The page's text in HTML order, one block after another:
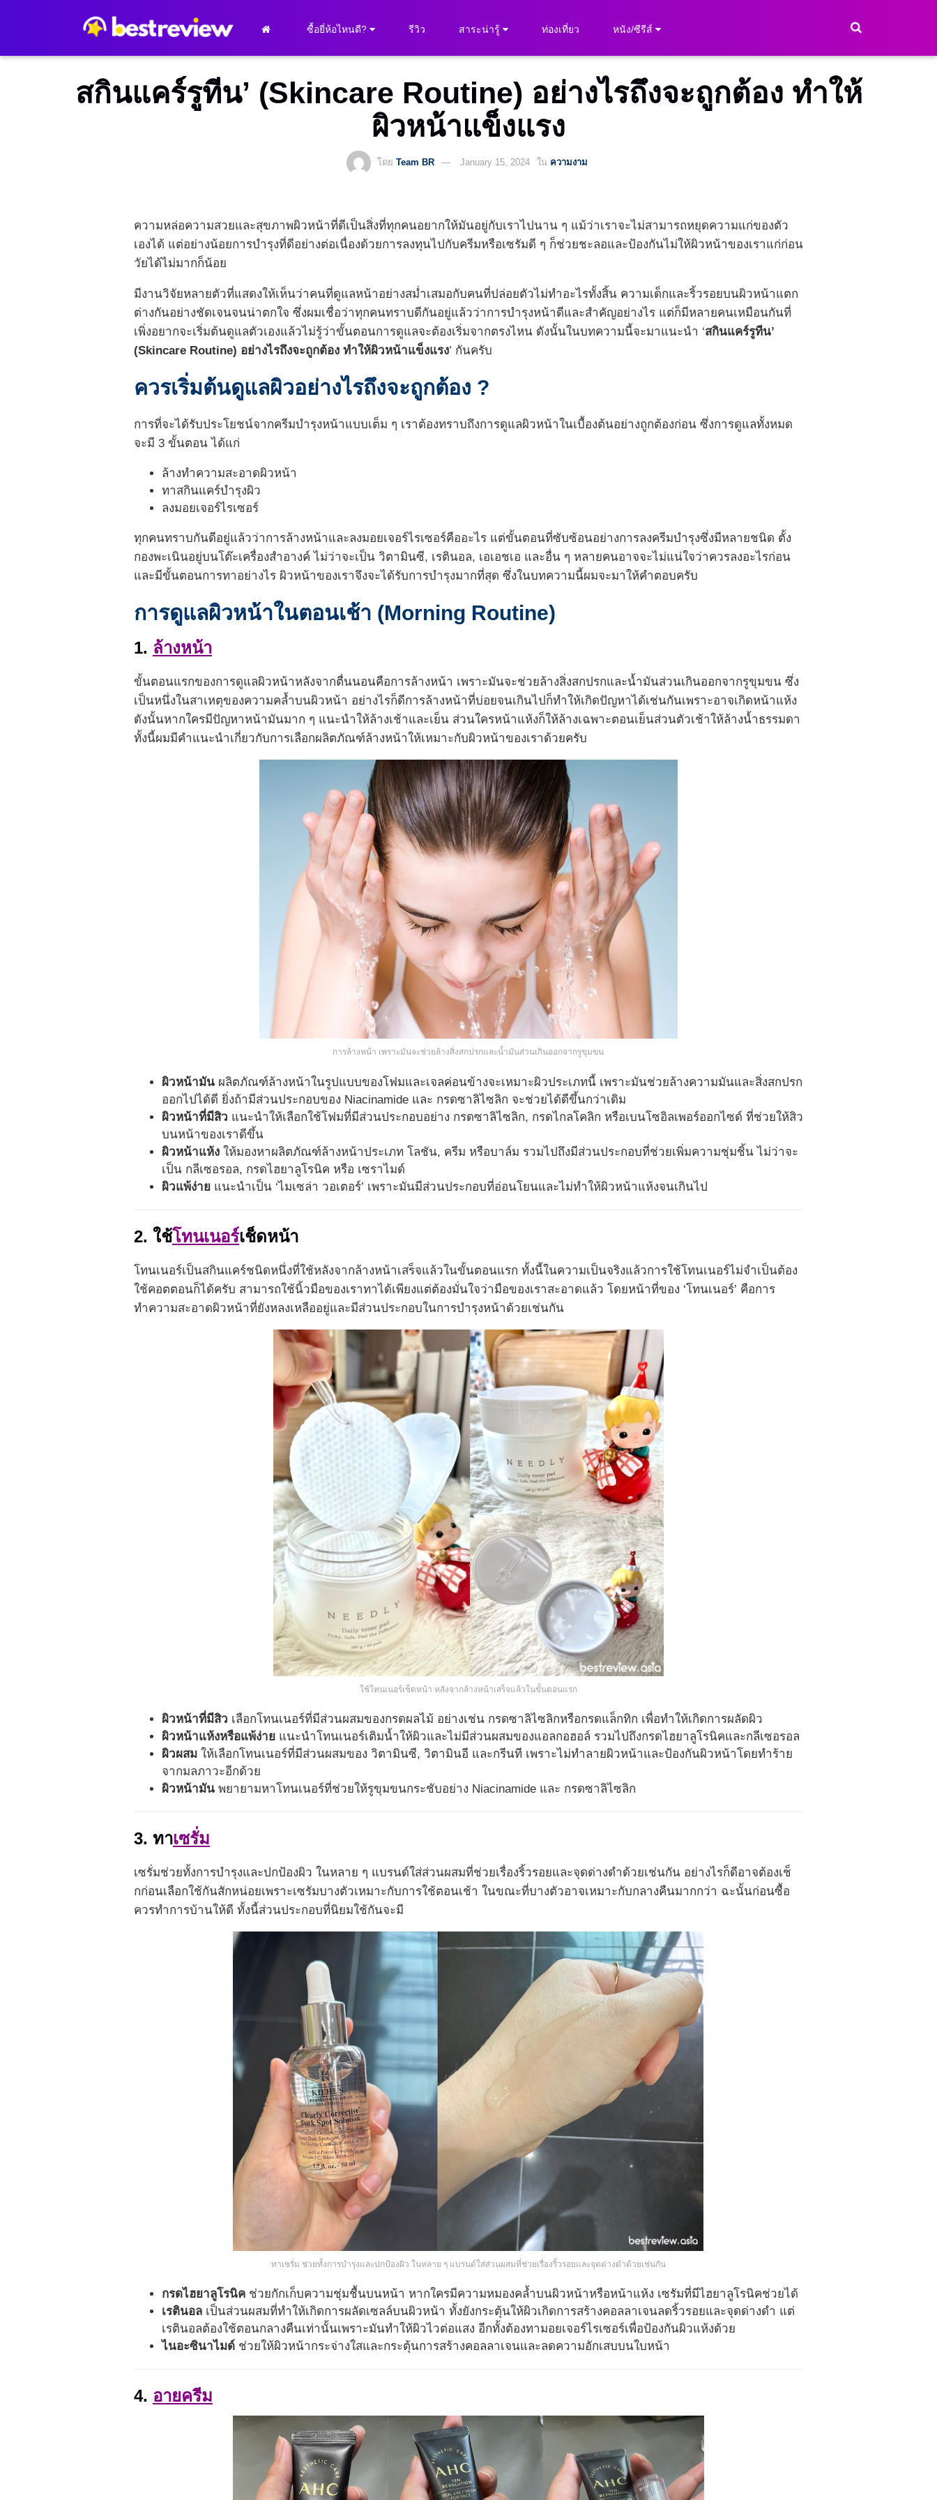
ซื้อยี่ห้อไหนดี? รีวิว สาระน่ารู้ ท่องเที่ยว หนัง/ซีรีส์
สกินแคร์รูทีน’ (Skincare Routine) อย่างไรถึงจะถูกต้อง ทำให้
ผิวหน้าแข็งแรง
โดย Team BR January 15, 2024 ใน ความงาม
ความหล่อความสวยและสุขภาพผิวหน้าที่ดีเป็นสิ่งที่ทุกคนอยากให้มันอยู่กับเราไปนาน ๆ แม้ว่าเราจะไม่สามารถหยุดความแก่ของตัว
เองได้ แต่อย่างน้อยการบำรุงที่ดีอย่างต่อเนื่องด้วยการลงทุนไปกับครีมหรือเซรัมดี ๆ ก็ช่วยชะลอและป้องกันไม่ให้ผิวหน้าของเราแก่ก่อน
วัยได้ไม่มากก็น้อย
มีงานวิจัยหลายตัวที่แสดงให้เห็นว่าคนที่ดูแลหน้าอย่างสม่ำเสมอกับคนที่ปล่อยตัวไม่ทำอะไรทั้งสิ้น ความเด็กและริ้วรอยบนผิวหน้าแตก
ต่างกันอย่างชัดเจนจนน่าตกใจ ซึ่งผมเชื่อว่าทุกคนทราบดีกันอยู่แล้วว่าการบำรุงหน้าดีและสำคัญอย่างไร แต่ก็มีหลายคนเหมือนกันที่
เพิ่งอยากจะเริ่มต้นดูแลตัวเองแล้วไม่รู้ว่าขั้นตอนการดูแลจะต้องเริ่มจากตรงไหน ดังนั้นในบทความนี้จะมาแนะนำ ‘สกินแคร์รูทีน’
(Skincare Routine) อย่างไรถึงจะถูกต้อง ทำให้ผิวหน้าแข็งแรง’ กันครับ
ควรเริ่มต้นดูแลผิวอย่างไรถึงจะถูกต้อง ?
การที่จะได้รับประโยชน์จากครีมบำรุงหน้าแบบเต็ม ๆ เราต้องทราบถึงการดูแลผิวหน้าในเบื้องต้นอย่างถูกต้องก่อน ซึ่งการดูแลทั้งหมด
จะมี 3 ขั้นตอน ได้แก่
ล้างทำความสะอาดผิวหน้า
ทาสกินแคร์บำรุงผิว
ลงมอยเจอร์ไรเซอร์
ทุกคนทราบกันดีอยู่แล้วว่าการล้างหน้าและลงมอยเจอร์ไรเซอร์คืออะไร แต่ขั้นตอนที่ซับซ้อนอย่างการลงครีมบำรุงซึ่งมีหลายชนิด ตั้ง
กองพะเนินอยู่บนโต๊ะเครื่องสำอางค์ ไม่ว่าจะเป็น วิตามินซี, เรตินอล, เอเอชเอ และอื่น ๆ หลายคนอาจจะไม่แน่ใจว่าควรลงอะไรก่อน
และมีขั้นตอนการทาอย่างไร ผิวหน้าของเราจึงจะได้รับการบำรุงมากที่สุด ซึ่งในบทความนี้ผมจะมาให้คำตอบครับ
การดูแลผิวหน้าในตอนเช้า (Morning Routine)
1. ล้างหน้า
ขั้นตอนแรกของการดูแลผิวหน้าหลังจากตื่นนอนคือการล้างหน้า เพราะมันจะช่วยล้างสิ่งสกปรกและน้ำมันส่วนเกินออกจากรูขุมขน ซึ่ง
เป็นหนึ่งในสาเหตุของความคล้ำบนผิวหน้า อย่างไรก็ดีการล้างหน้าที่บ่อยจนเกินไปก็ทำให้เกิดปัญหาได้เช่นกันเพราะอาจเกิดหน้าแห้ง
ดังนั้นหากใครมีปัญหาหน้ามันมาก ๆ แนะนำให้ล้างเช้าและเย็น ส่วนใครหน้าแห้งก็ให้ล้างเฉพาะตอนเย็นส่วนตัวเช้าให้ล้างน้ำธรรมดา
ทั้งนี้ผมมีคำแนะนำเกี่ยวกับการเลือกผลิตภัณฑ์ล้างหน้าให้เหมาะกับผิวหน้าของเราด้วยครับ
การล้างหน้า เพราะมันจะช่วยล้างสิ่งสกปรกและน้ำมันส่วนเกินออกจากรูขุมขน
ผิวหน้ามันผลิตภัณฑ์ล้างหน้าในรูปแบบของโฟมและเจลค่อนข้างจะเหมาะผิวประเภทนี้ เพราะมันช่วยล้างความมันและสิ่งสกปรก
ออกไปได้ดี ยิ่งถ้ามีส่วนประกอบของ Niacinamide และ กรดซาลิไซลิก จะช่วยได้ดีขึ้นกว่าเดิม
ผิวหน้าที่มีสิว แนะนำให้เลือกใช้โฟมที่มีส่วนประกอบอย่าง กรดซาลิไซลิก, กรดไกลโคลิก หรือเบนโซอิลเพอร์ออกไซด์ ที่ช่วยให้สิว
บนหน้าของเราดีขึ้น
ผิวหน้าแห้งให้มองหาผลิตภัณฑ์ล้างหน้าประเภท โลชัน, ครีม หรือบาล์ม รวมไปถึงมีส่วนประกอบที่ช่วยเพิ่มความชุ่มชิ้น ไม่ว่าจะ
เป็น กลีเซอรอล, กรดไฮยาลูโรนิค หรือ เซราไมด์
ผิวแพ้ง่าย แนะนำเป็น ‘ไมเซล่า วอเตอร์’ เพราะมันมีส่วนประกอบที่อ่อนโยนและไม่ทำให้ผิวหน้าแห้งจนเกินไป
2. ใช้โทนเนอร์เช็ดหน้า
โทนเนอร์เป็นสกินแคร์ชนิดหนึ่งที่ใช้หลังจากล้างหน้าเสร็จแล้วในขั้นตอนแรก ทั้งนี้ในความเป็นจริงแล้วการใช้โทนเนอร์ไม่จำเป็นต้อง
ใช้คอตตอนก็ได้ครับ สามารถใช้นิ้วมือของเราทาได้เพียงแต่ต้องมั่นใจว่ามือของเราสะอาดแล้ว โดยหน้าที่ของ ‘โทนเนอร์’ คือการ
ทำความสะอาดผิวหน้าที่ยังหลงเหลืออยู่และมีส่วนประกอบในการบำรุงหน้าด้วยเช่นกัน
ใช้โทนเนอร์เช็ดหน้า หลังจากล้างหน้าเสร็จแล้วในขั้นตอนแรก
ผิวหน้าที่มีสิว เลือกโทนเนอร์ที่มีส่วนผสมของกรดผลไม้ อย่างเช่น กรดซาลิไซลิกหรือกรดแล็กทิก เพื่อทำให้เกิดการผลัดผิว
ผิวหน้าแห้งหรือแพ้ง่ายแนะนำโทนเนอร์เติมน้ำให้ผิวและไม่มีส่วนผสมของแอลกอฮอล์ รวมไปถึงกรดไฮยาลูโรนิคและกลีเซอรอล
ผิวผสม ให้เลือกโทนเนอร์ที่มีส่วนผสมของ วิตามินซี, วิตามินอี และกรีนที เพราะไม่ทำลายผิวหน้าและป้องกันผิวหน้าโดยทำร้าย
จากมลภาวะอีกด้วย
ผิวหน้ามัน พยายามหาโทนเนอร์ที่ช่วยให้รูขุมขนกระชับอย่าง Niacinamide และ กรดซาลิไซลิก
3. ทาเซรั่ม
เซรั่มช่วยทั้งการบำรุงและปกป้องผิว ในหลาย ๆ แบรนด์ใส่ส่วนผสมที่ช่วยเรื่องริ้วรอยและจุดด่างดำด้วยเช่นกัน อย่างไรก็ดีอาจต้องเช็
กก่อนเลือกใช้กันสักหน่อยเพราะเซรัมบางตัวเหมาะกับการใช้ตอนเช้า ในขณะที่บางตัวอาจเหมาะกับกลางคืนมากกว่า ฉะนั้นก่อนซื้อ
ควรทำการบ้านให้ดี ทั้งนี้ส่วนประกอบที่นิยมใช้กันจะมี
ทาเซรั่ม ช่วยทั้งการบำรุงและปกป้องผิว ในหลาย ๆ แบรนด์ใส่ส่วนผสมที่ช่วยเรื่องริ้วรอยและจุดด่างดำด้วยเช่นกัน
กรดไฮยาลูโรนิค ช่วยกักเก็บความชุ่มชื้นบนหน้า หากใครมีความหมองคล้ำบนผิวหน้าหรือหน้าแห้ง เซรัมที่มีไฮยาลูโรนิคช่วยได้
เรตินอล เป็นส่วนผสมที่ทำให้เกิดการผลัดเซลล์บนผิวหน้า ทั้งยังกระตุ้นให้ผิวเกิดการสร้างคอลลาเจนลดริ้วรอยและจุดด่างดำ แต่
เรตินอลต้องใช้ตอนกลางคืนเท่านั้นเพราะมันทำให้ผิวไวต่อแสง อีกทั้งต้องทามอยเจอร์ไรเซอร์เพื่อป้องกันผิวแห้งด้วย
ไนอะซินาไมด์ ช่วยให้ผิวหน้ากระจ่างใสและกระตุ้นการสร้างคอลลาเจนและลดความอักเสบบนใบหน้า
4. อายครีม